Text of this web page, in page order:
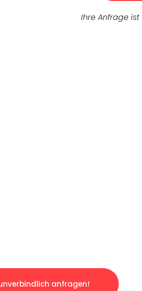
Ihre Anfrage ist
anfragen!